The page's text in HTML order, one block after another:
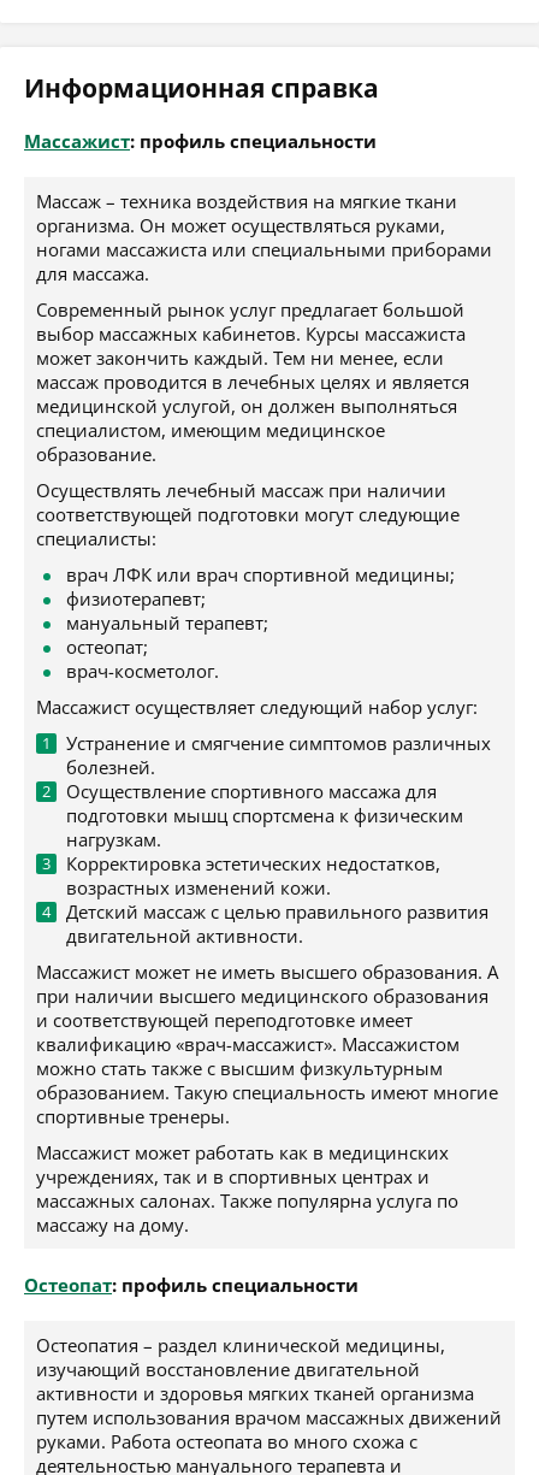
Информационная справка
Массажист: профиль специальности
Массаж – техника воздействия на мягкие ткани
организма. Он может осуществляться руками,
ногами массажиста или специальными приборами
для массажа.
Современный рынок услуг предлагает большой
выбор массажных кабинетов. Курсы массажиста
может закончить каждый. Тем ни менее, если
массаж проводится в лечебных целях и является
медицинской услугой, он должен выполняться
специалистом, имеющим медицинское
образование.
Осуществлять лечебный массаж при наличии
соответствующей подготовки могут следующие
специалисты:
врач ЛФК или врач спортивной медицины;
физиотерапевт;
мануальный терапевт;
остеопат;
врач-косметолог.
Массажист осуществляет следующий набор услуг:
Устранение и смягчение симптомов различных
болезней.
Осуществление спортивного массажа для
подготовки мышц спортсмена к физическим
нагрузкам.
Корректировка эстетических недостатков,
возрастных изменений кожи.
Детский массаж с целью правильного развития
двигательной активности.
Массажист может не иметь высшего образования. А
при наличии высшего медицинского образования
и соответствующей переподготовке имеет
квалификацию «врач-массажист». Массажистом
можно стать также с высшим физкультурным
образованием. Такую специальность имеют многие
спортивные тренеры.
Массажист может работать как в медицинских
учреждениях, так и в спортивных центрах и
массажных салонах. Также популярна услуга по
массажу на дому.
Остеопат: профиль специальности
Остеопатия – раздел клинической медицины,
изучающий восстановление двигательной
активности и здоровья мягких тканей организма
путем использования врачом массажных движений
руками. Работа остеопата во много схожа с
деятельностью мануального терапевта и